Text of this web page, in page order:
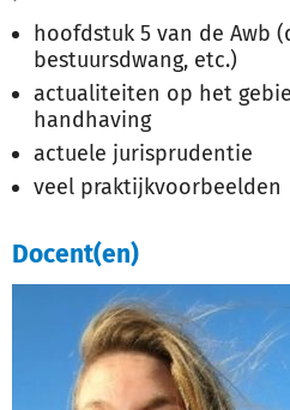
hoofdstuk 5 van de Awb
bestuursdwang, etc.)
actualiteiten op het
handhaving
actuele jurisprudentie
veel praktijkvoorbeelden
Docent(en)